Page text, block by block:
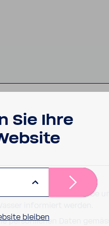
Aktionen, Wettbewerbe
persönlichen Daten
Sie Ihre
bleiben